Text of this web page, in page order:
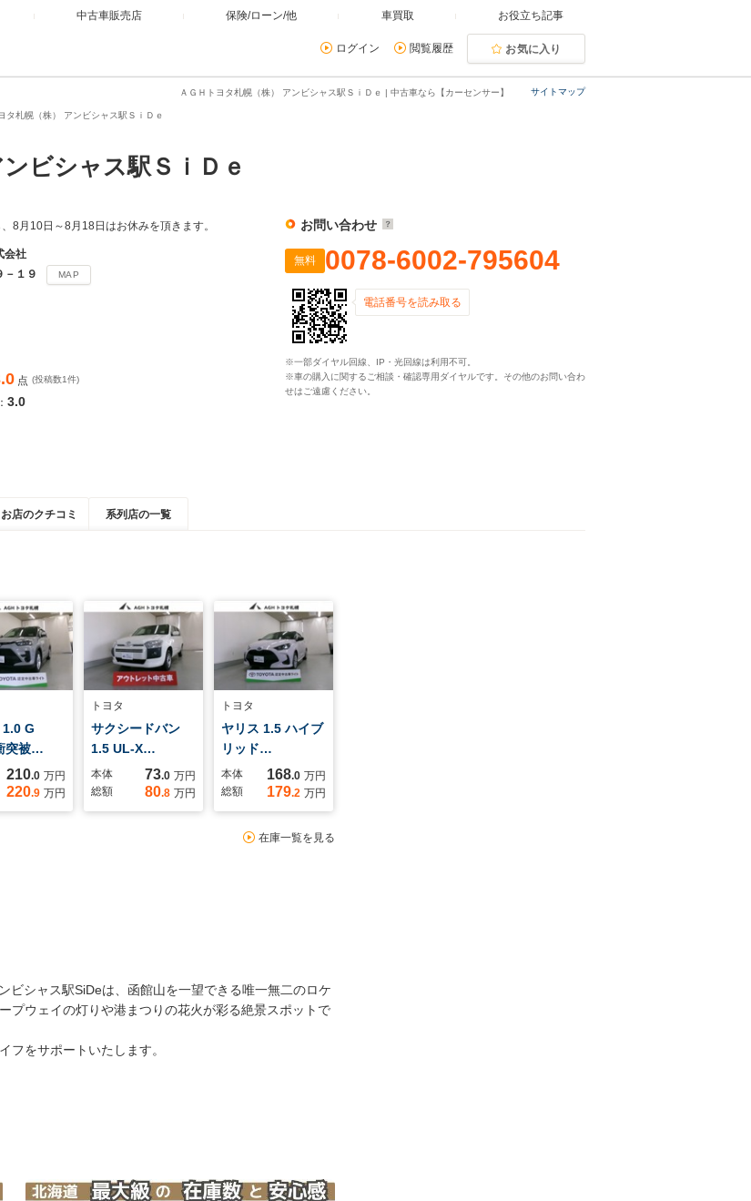
中古車販売店 保険/ローン/他 車買取 お役立ち記事
ログイン 閲覧履歴 お気に入り
サイトマップ
ＡＧＨトヨタ札幌（株） アンビシャス駅ＳｉＤｅ | 中古車なら【カーセンサー】
タ札幌（株） アンビシャス駅ＳｉＤｅ
ビシャス駅ＳｉＤｅ
8月10日～8月18日はお休みを頂きます。
会社
－１９ MAP
点 (投稿数1件)
3.0
お問い合わせ
無料 0078-6002-795604
電話番号を読み取る
※一部ダイヤル回線、IP・光回線は利用不可。
※車の購入に関するご相談・確認専用ダイヤルです。その他のお問い合わ
せはご遠慮ください。
お店のクチコミ 系列店の一覧
1.0 G
突被…
210.0 万円
220.9 万円
トヨタ
サクシードバン
1.5 UL-X…
本体 73.0 万円
総額
80.8 万円
トヨタ
ヤリス 1.5 ハイブ
リッド…
本体 168.0 万円
総額
179.2 万円
在庫一覧を見る
ビシャス駅SiDeは、函館山を一望できる唯一無二のロケ
プウェイの灯りや港まつりの花火が彩る絶景スポットで
フをサポートいたします。